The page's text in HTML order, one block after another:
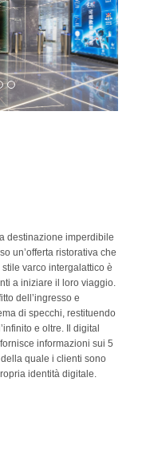
destinazione imperdibile
un’offerta ristorativa che
varco intergalattico è
a iniziare il loro viaggio.
dell’ingresso e
di specchi, restituendo
e oltre. Il digital
informazioni sui 5
quale i clienti sono
identità digitale.